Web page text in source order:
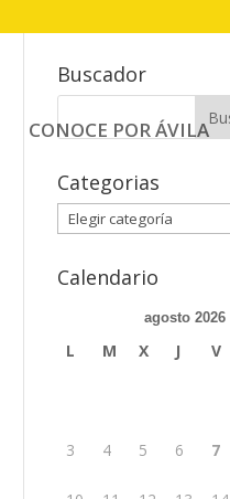
CONOCE POR ÁVILA
Buscador
Buscar:
Categorias
Categorias
Calendario
agosto 2026
L M X J V
3 4 5 6 7